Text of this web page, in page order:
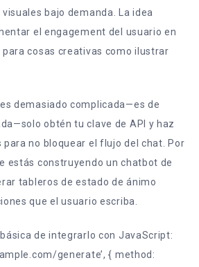
bajo demanda. La idea
el engagement del usuario en
cosas creativas como ilustrar
demasiado complicada—es de
obtén tu clave de API y haz
para no bloquear el flujo del chat. Por
estás construyendo un chatbot de
tableros de estado de ánimo
que el usuario escriba.
de integrarlo con JavaScript:
generate’, { method: